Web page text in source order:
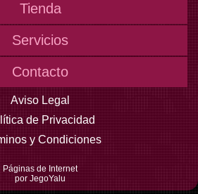
Tienda
Servicios
Contacto
Aviso Legal
de Privacidad
y Condiciones
Páginas de Internet
por JegoYalu